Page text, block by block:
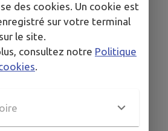
au diable 53370 St Pierre des
des cookies. Un cookie est
sur votre terminal
le site.
consultez notre Politique
.